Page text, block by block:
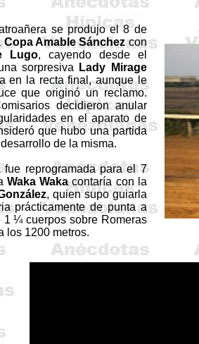
se produjo el 8 de
Copa Amable Sánchezcon
Lugo, cayendo desde el
sorpresiva
Lady
Mirage
en la recta final, aunque le
que originó un reclamo.
decidieron anular
en el aparato de
que hubo una partida
de la misma.
fue reprogramada para el 7
Waka Wakacontaría con la
, quien supo guiarla
prácticamente de punta a
1 ¼ cuerpos sobre Romeras
los 1200 metros.